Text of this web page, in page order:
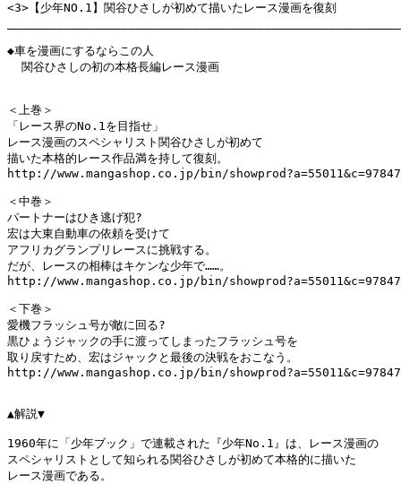
<3>【少年NO.1】関谷ひさしが初めて描いたレース漫画を復刻
◆車を漫画にするならこの人
  関谷ひさしの初の本格長編レース漫画
＜上巻＞
「レース界のNo.1を目指せ」
レース漫画のスペシャリスト関谷ひさしが初めて
描いた本格的レース作品満を持して復刻。
http://www.mangashop.co.jp/bin/
＜中巻＞
パートナーはひき逃げ犯?
宏は大東自動車の依頼を受けて
アフリカグランプリレースに挑戦する。
だが、レースの相棒はキケンな少年で……。
http://www.mangashop.co.jp/bin/
＜下巻＞
愛機フラッシュ号が敵に回る?
黒ひょうジャックの手に渡ってしまったフラッシュ号を
取り戻すため、宏はジャックと最後の決戦をおこなう。
http://www.mangashop.co.jp/bin/
▲解説▼
1960年に「少年ブック」で連載された『少年No.1』は、レース漫画の
スペシャリストとして知られる関谷ひさしが初めて本格的に描いた
レース漫画である。